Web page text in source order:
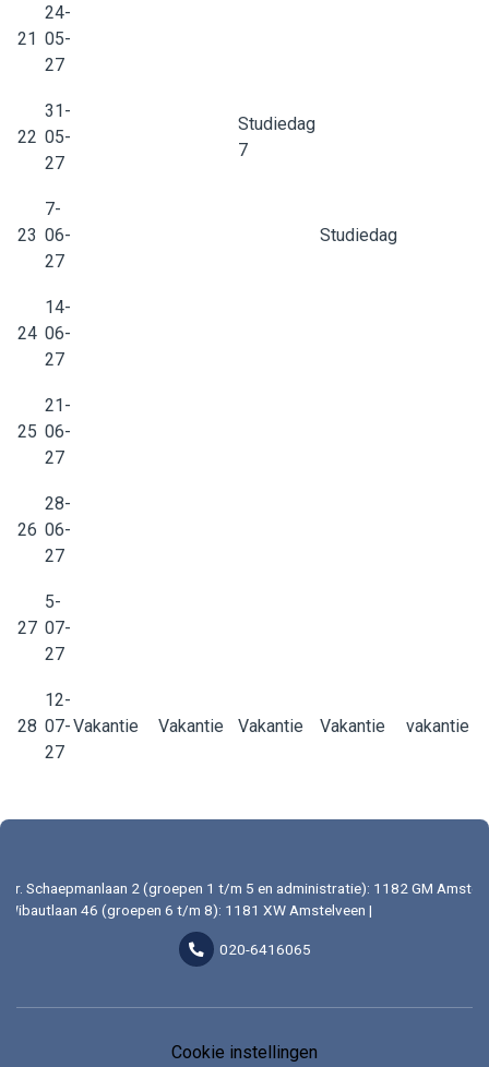
21
24-
05-
27
22
31-
05-
27
Studiedag
7
23
7-
06-
27
Studiedag
24
14-
06-
27
25
21-
06-
27
26
28-
06-
27
27
5-
07-
27
28
12-
07-
27
Vakantie Vakantie Vakantie Vakantie vakantie
Dr. Schaepmanlaan 2 (groepen 1 t/m 5 en administratie): 1182 GM
Wibautlaan 46 (groepen 6 t/m 8): 1181 XW Amstelveen |
020-6416065
Cookie instellingen